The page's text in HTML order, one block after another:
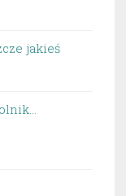
jakieś